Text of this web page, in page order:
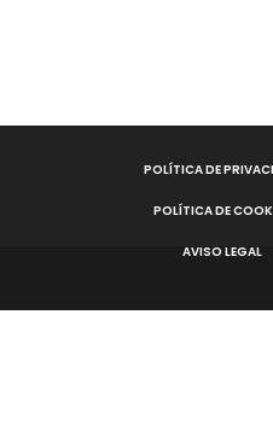
POLÍTICA DE
POLÍTICA DE
AVISO LEGAL